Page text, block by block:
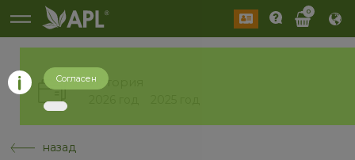
0
История
назад
Согласен